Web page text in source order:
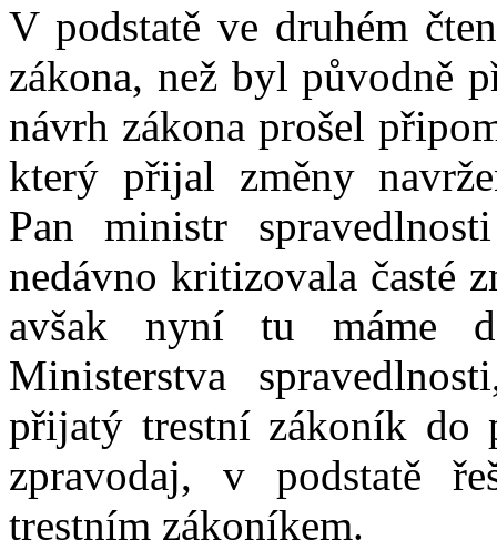
V podstatě ve druhém
zákona, než byl původně
návrh zákona prošel
který přijal změny
Pan ministr
nedávno kritizovala časté
avšak nyní tu máme
Ministerstva
přijatý trestní zákoník do
zpravodaj, v podstatě
trestním zákoníkem.